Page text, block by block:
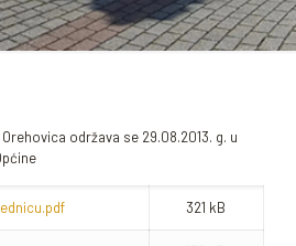
održava se 29.08.2013. g. u
321 kB